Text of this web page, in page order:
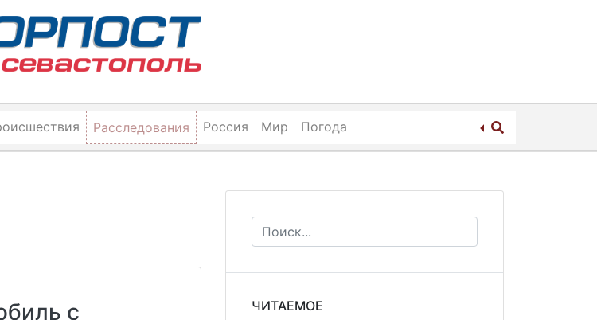
Расследования Россия Мир Погода
с
ЧИТАЕМОЕ